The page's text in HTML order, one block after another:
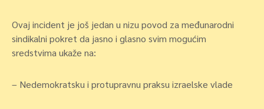
Ovaj incident je još jedan u nizu povod za međunarodni
sindikalni pokret da jasno i glasno svim mogućim
sredstvima ukaže na:
– Nedemokratsku i protupravnu praksu izraelske vlade